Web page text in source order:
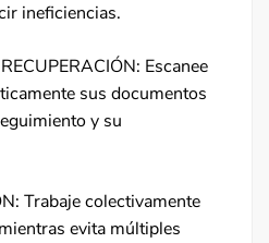
ineficiencias.
Escanee
sus documentos
y su
Trabaje colectivamente
evita múltiples